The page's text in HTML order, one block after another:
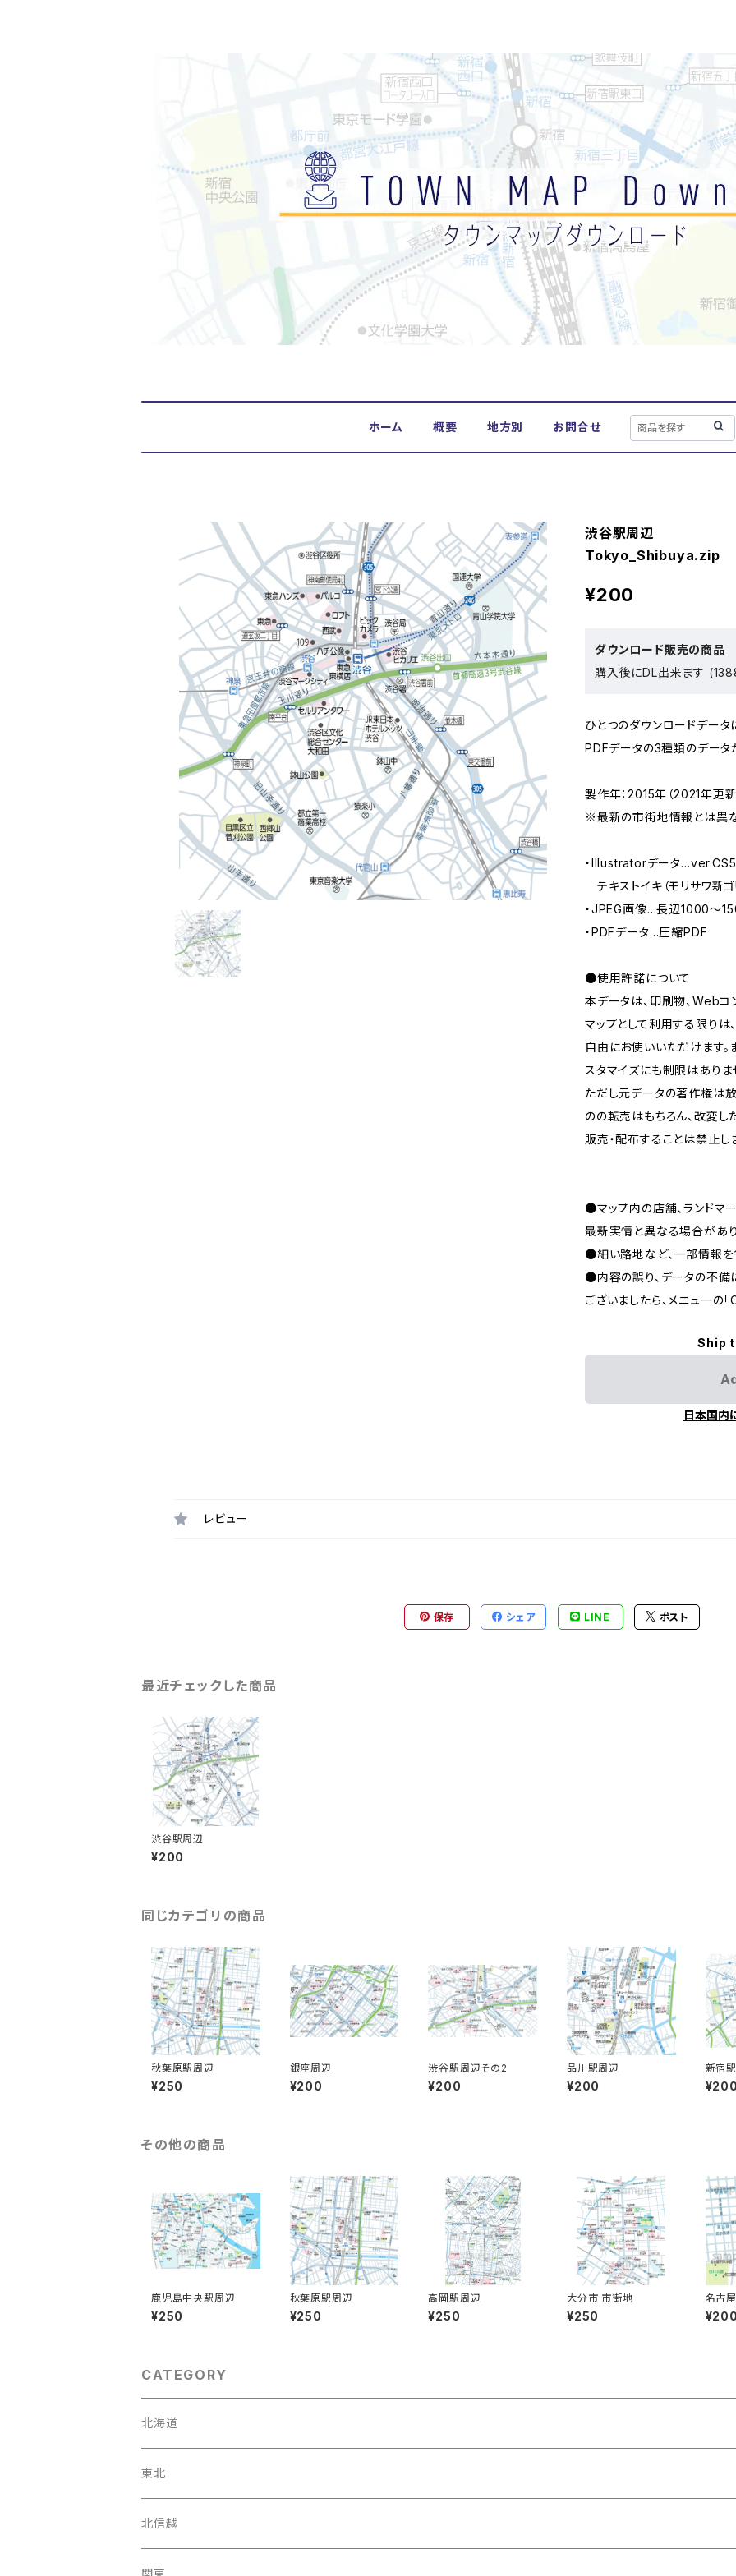
ホーム 概要 地方別 お問合せ
渋谷駅周辺
Tokyo_Shibuya.zip
¥200
ダウンロード販売の商品
購入後にDL出来ます
ひとつのダウンロードデータ
PDFデータの3種類のデータ
製作年：2015年（2021年更新
※最新の市街地情報とは異
・Illustratorデータ…ver.CS5
テキストイキ（モリサワ新
・JPEG画像…長辺1000～
・PDFデータ…圧縮PDF
●使用許諾について
本データは、印刷物、Webコ
マップとして利用する限り
自由にお使いいただけます
スタマイズにも制限はありま
ただし元データの著作権は
のの転売はもちろん、改変
販売・配布することは禁止し
●マップ内の店舗、ランドマ
最新実情と異なる場合があり
●細い路地など、一部情報を
●内容の誤り、データの不備
ございましたら、メニューの
Ship
日本国内
レビュー
保存 シェア LINE ポスト
最近チェックした商品
渋谷駅周辺
¥200
同じカテゴリの商品
秋葉原駅周辺
¥250
銀座周辺
¥200
渋谷駅周辺その2
¥200
品川駅周辺
¥200
新宿
その他の商品
鹿児島中央駅周辺
¥250
秋葉原駅周辺
¥250
高岡駅周辺
¥250
大分市 市街地
¥250
名古
CATEGORY
北海道
東北
宮城県
岩手県
北信越
石川県
関東